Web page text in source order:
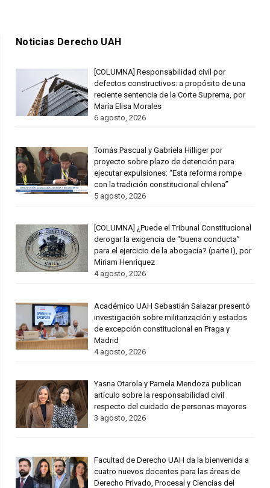
Noticias Derecho UAH
[COLUMNA] Responsabilidad civil por
defectos constructivos: a propósito de una
reciente sentencia de la Corte Suprema, por
María Elisa Morales
6 agosto, 2026
Tomás Pascual y Gabriela Hilliger por
proyecto sobre plazo de detención para
ejecutar expulsiones: “Esta reforma rompe
con la tradición constitucional chilena”
5 agosto, 2026
[COLUMNA] ¿Puede el Tribunal Constitucional
derogar la exigencia de “buena conducta”
para el ejercicio de la abogacía? (parte I), por
Miriam Henríquez
4 agosto, 2026
Académico UAH Sebastián Salazar presentó
investigación sobre militarización y estados
de excepción constitucional en Praga y
Madrid
4 agosto, 2026
Yasna Otarola y Pamela Mendoza publican
artículo sobre la responsabilidad civil
respecto del cuidado de personas mayores
3 agosto, 2026
Facultad de Derecho UAH da la bienvenida a
cuatro nuevos docentes para las áreas de
Derecho Privado, Procesal y Ciencias del